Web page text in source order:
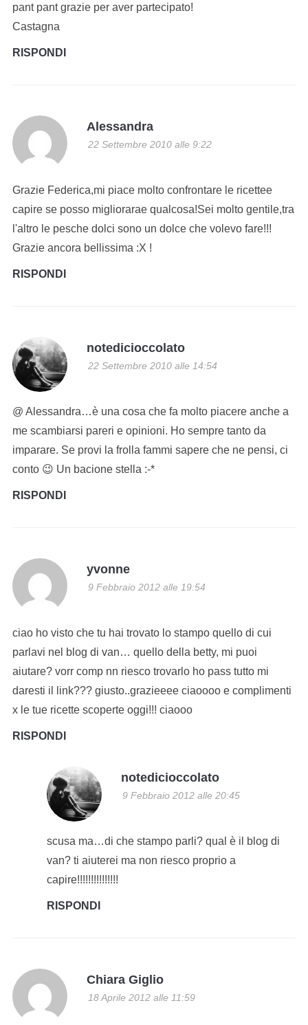
pant pant grazie per aver partecipato!
Castagna
RISPONDI
Alessandra
22 Settembre 2010 alle 9:22
Grazie Federica,mi piace molto confrontare le ricettee
capire se posso migliorarae qualcosa!Sei molto gentile,tra
l'altro le pesche dolci sono un dolce che volevo fare!!!
Grazie ancora bellissima :X !
RISPONDI
notedicioccolato
22 Settembre 2010 alle 14:54
@ Alessandra…è una cosa che fa molto piacere anche a
me scambiarsi pareri e opinioni. Ho sempre tanto da
imparare. Se provi la frolla fammi sapere che ne pensi, ci
conto 😉 Un bacione stella :-*
RISPONDI
yvonne
9 Febbraio 2012 alle 19:54
ciao ho visto che tu hai trovato lo stampo quello di cui
parlavi nel blog di van… quello della betty, mi puoi
aiutare? vorr comp nn riesco trovarlo ho pass tutto mi
daresti il link??? giusto..grazieeee ciaoooo e complimenti
x le tue ricette scoperte oggi!!! ciaooo
RISPONDI
notedicioccolato
9 Febbraio 2012 alle 20:45
scusa ma…di che stampo parli? qual è il blog di
van? ti aiuterei ma non riesco proprio a
capire!!!!!!!!!!!!!!!
RISPONDI
Chiara Giglio
18 Aprile 2012 alle 11:59